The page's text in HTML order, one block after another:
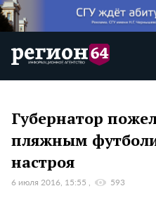
Губернатор
пляжным
настроя
6 июля 2016, 15:55 593